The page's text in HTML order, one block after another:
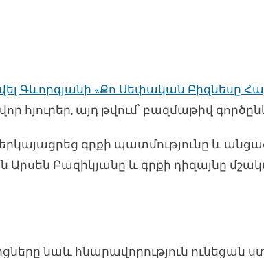
Գևորգյանի «Քո Սեփական Բիզնեսը
հյուրեր, այդ թվում՝ բազմաթիվ
գրքի պատմությունը և
Բազիկյանը և գրքի դիզայնը
նաև հնարավորություն